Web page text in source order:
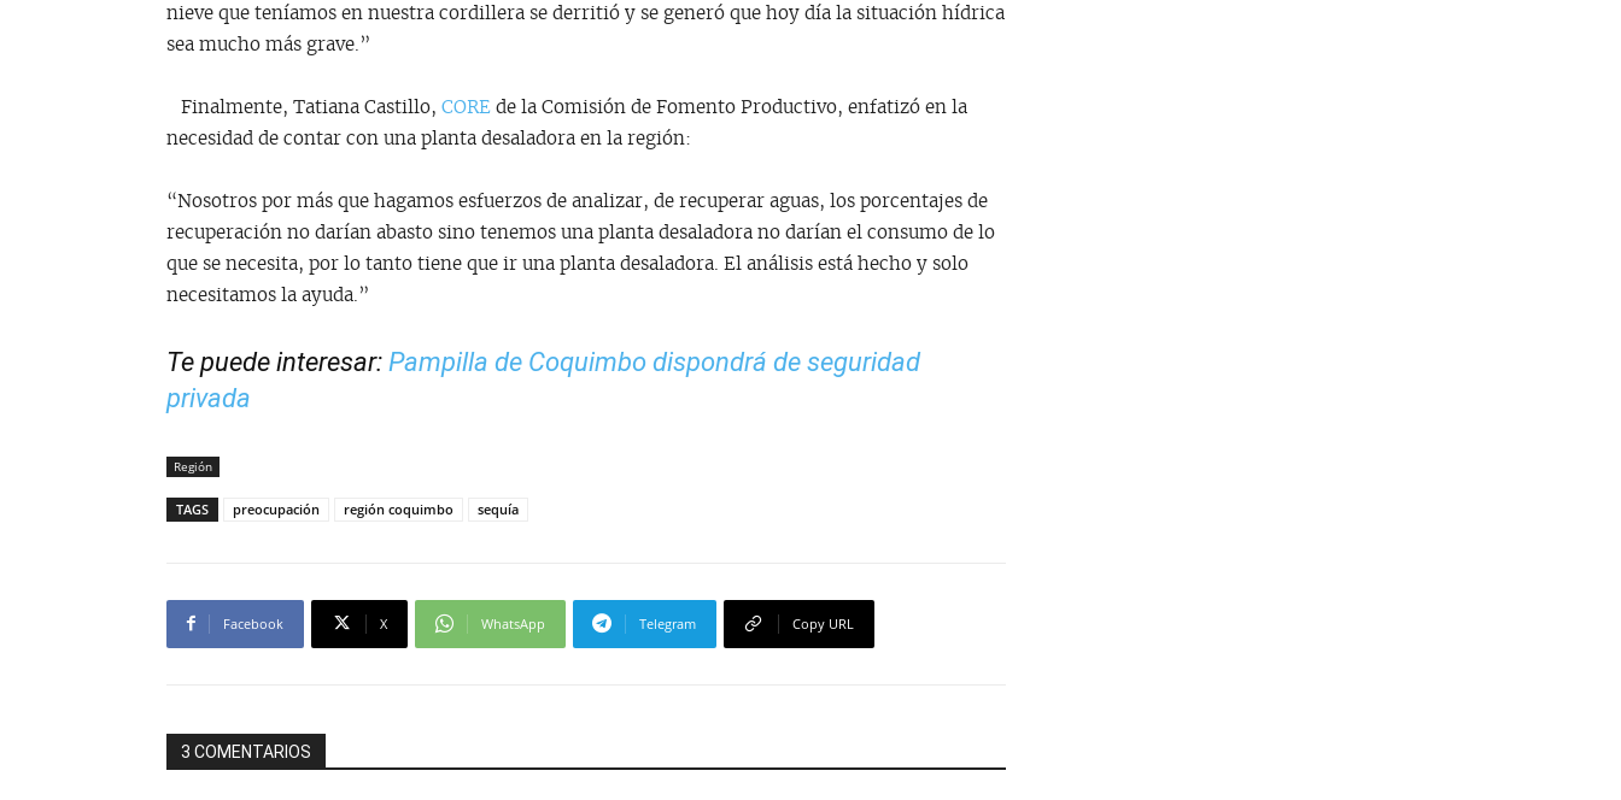
nieve que teníamos en nuestra cordillera se derritió y se generó que hoy día la situación hídrica
sea mucho más grave.”
Finalmente, Tatiana Castillo, CORE de la Comisión de Fomento Productivo, enfatizó en la
necesidad de contar con una planta desaladora en la región:
“Nosotros por más que hagamos esfuerzos de analizar, de recuperar aguas, los porcentajes de
recuperación no darían abasto sino tenemos una planta desaladora no darían el consumo de lo
que se necesita, por lo tanto tiene que ir una planta desaladora. El análisis está hecho y solo
necesitamos la ayuda.”
Te puede interesar: Pampilla de Coquimbo dispondrá de seguridad
privada
Región
TAGS preocupación región coquimbo sequía
Facebook X WhatsApp Telegram Copy URL
3 COMENTARIOS